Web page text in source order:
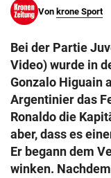
Von krone Sport
Bei der Partie
Video) wurde in
Gonzalo Higuain
Argentinier das
Ronaldo die
aber, dass es
Er begann dem
winken.